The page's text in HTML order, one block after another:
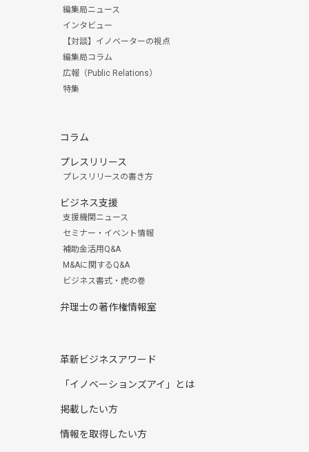
編集局ニュース
インタビュー
【対談】イノベーターの視点
編集局コラム
広報（Public Relations）
特集
コラム
プレスリリース
プレスリリースの書き方
ビジネス支援
支援機関ニュース
セミナー・イベント情報
補助金活用Q&A
M&Aに関するQ&A
ビジネス書式・虎の巻
弁理士の著作権情報室
革新ビジネスアワード
「イノベーションズアイ」とは
掲載したい方
情報を取得したい方